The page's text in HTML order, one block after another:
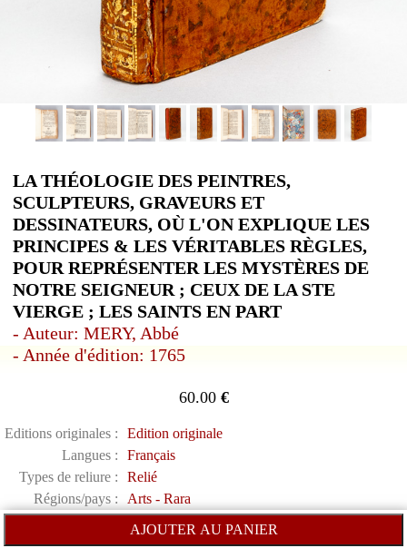
LA THÉOLOGIE DES PEINTRES,
SCULPTEURS, GRAVEURS ET
DESSINATEURS, OÙ L'ON EXPLIQUE LES
PRINCIPES & LES VÉRITABLES RÈGLES,
POUR REPRÉSENTER LES MYSTÈRES DE
NOTRE SEIGNEUR ; CEUX DE LA STE
VIERGE ; LES SAINTS EN PART
- Auteur: MERY, Abbé
- Année d'édition: 1765
60.00€
Editions originales :
Edition originale
Langues :
Français
Types de reliure :
Relié
Régions/pays :
Arts - Rara